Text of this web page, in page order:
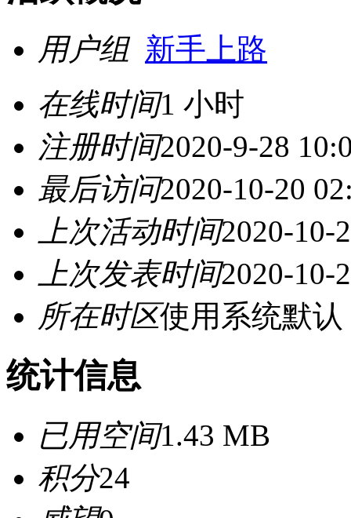
用户组 新手上路
在线时间1 小时
注册时间2020-9-28
最后访问2020-10-20
上次活动时间2020-10-
上次发表时间2020-10-
所在时区使用系统默认
统计信息
已用空间1.43 MB
积分24